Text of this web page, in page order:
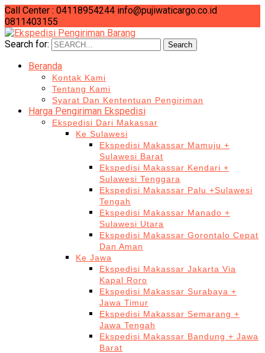
Call Center : 04118954244 info@pujiwaticargo.co.id
0811403155
Search for:
Search
Beranda
Kontak Kami
Tentang Kami
Syarat Dan Kententuan Pengiriman
Harga Pengiriman Ekspedisi
Ekspedisi Dari Makassar
Ke Sulawesi
Ekspedisi Makassar Mamuju +
Sulawesi Barat
Ekspedisi Makassar Kendari +
Sulawesi Tenggara
Ekspedisi Makassar Palu +Sulawesi
Tengah
Ekspedisi Makassar Manado +
Sulawesi Utara
Ekspedisi Makassar Gorontalo Cepat
Dan Aman
Ke Jawa
Ekspedisi Makassar Jakarta Via
Kapal Roro
Ekspedisi Makassar Surabaya +
Jawa Timur
Ekspedisi Makassar Semarang +
Jawa Tengah
Ekspedisi Makassar Bandung + Jawa
Barat